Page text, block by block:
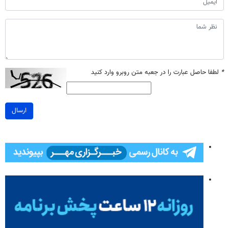
* لطفا حاصل عبارت را در جعبه متن روبرو وارد کنید
ارسال